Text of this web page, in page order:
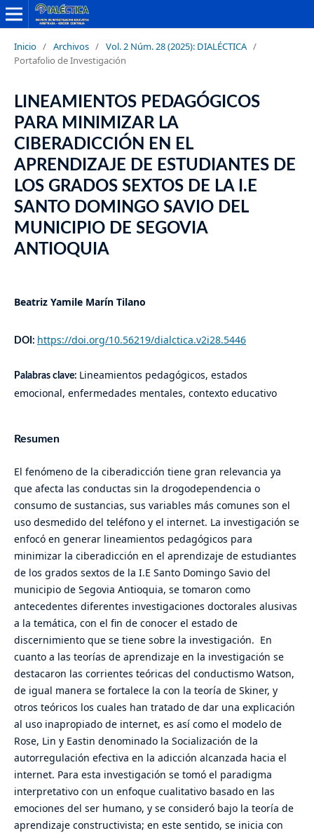
Inicio / Archivos / Vol. 2 Núm. 28 (2025): DIALÉCTICA /
Portafolio de Investigación
LINEAMIENTOS PEDAGÓGICOS
PARA MINIMIZAR LA
CIBERADICCIÓN EN EL
APRENDIZAJE DE ESTUDIANTES DE
LOS GRADOS SEXTOS DE LA I.E
SANTO DOMINGO SAVIO DEL
MUNICIPIO DE SEGOVIA
ANTIOQUIA
Beatriz Yamile Marín Tilano
DOI: https://doi.org/10.56219/dialctica.v2i28.5446
Palabras clave: Lineamientos pedagógicos, estados
emocional, enfermedades mentales, contexto educativo
Resumen
El fenómeno de la ciberadicción tiene gran relevancia ya
que afecta las conductas sin la drogodependencia o
consumo de sustancias, sus variables más comunes son el
uso desmedido del teléfono y el internet. La investigación se
enfocó en generar lineamientos pedagógicos para
minimizar la ciberadicción en el aprendizaje de estudiantes
de los grados sextos de la I.E Santo Domingo Savio del
municipio de Segovia Antioquia, se tomaron como
antecedentes diferentes investigaciones doctorales alusivas
a la temática, con el fin de conocer el estado de
discernimiento que se tiene sobre la investigación. En
cuanto a las teorías de aprendizaje en la investigación se
destacaron las corrientes teóricas del conductismo Watson,
de igual manera se fortalece la con la teoría de Skiner, y
otros teóricos los cuales han tratado de dar una explicación
al uso inapropiado de internet, es así como el modelo de
Rose, Lin y Eastin denominado la Socialización de la
autorregulación efectiva en la adicción alcanzada hacia el
internet. Para esta investigación se tomó el paradigma
interpretativo con un enfoque cualitativo basado en las
emociones del ser humano, y se consideró bajo la teoría de
aprendizaje constructivista; en este sentido, se inicia con